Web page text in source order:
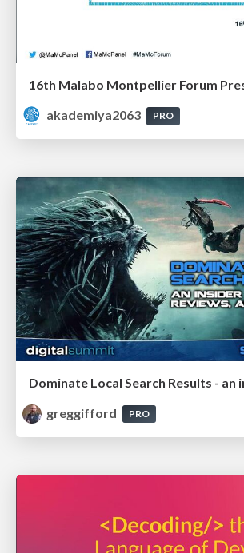
16th Malabo Montpellier Forum
akademiya2063
PRO
greggifford
PRO